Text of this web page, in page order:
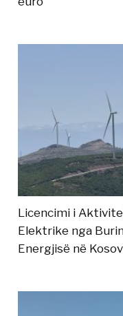
Licencimi i
Elektrike nga
Energjisë në